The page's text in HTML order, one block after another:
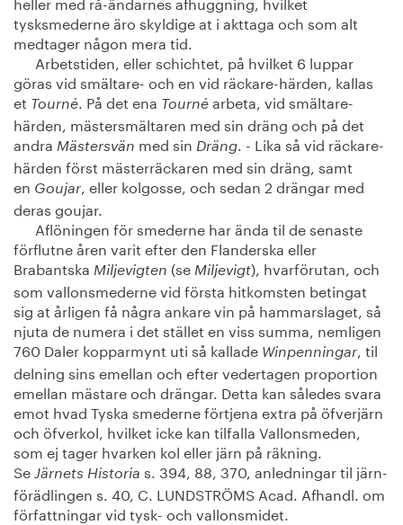
tysksmederne äro skyldige at i akttaga och som alt
medtager någon mera tid.
Arbetstiden, eller schichtet, på hvilket 6 luppar
göras vid smältare- och en vid räckare-härden, kallas
et Tourné. På det ena Tourné arbeta, vid smältare-
härden, mästersmältaren med sin dräng och på det
andra Mästersvän med sin Dräng. - Lika så vid räckare-
härden först mästerräckaren med sin dräng, samt
en Goujar, eller kolgosse, och sedan 2 drängar med
deras goujar.
Aflöningen för smederne har ända til de senaste
förflutne åren varit efter den Flanderska eller
Brabantska Miljevigten (se Miljevigt), hvarförutan, och
som vallonsmederne vid första hitkomsten betingat
sig at årligen få några ankare vin på hammarslaget, så
njuta de numera i det stället en viss summa, nemligen
760 Daler kopparmynt uti så kallade Winpenningar, til
delning sins emellan och efter vedertagen proportion
emellan mästare och drängar. Detta kan således svara
emot hvad Tyska smederne förtjena extra på öfverjärn
och öfverkol, hvilket icke kan tilfalla Vallonsmeden,
som ej tager hvarken kol eller järn på räkning.
Se Järnets Historia s. 394, 88, 370, anledningar til järn-
förädlingen s. 40, C. LUNDSTRÖMS Acad. Afhandl. om
författningar vid tysk- och vallonsmidet.